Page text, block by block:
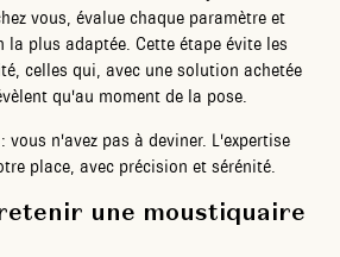
vous, évalue chaque paramètre et
plus adaptée. Cette étape évite les
celles qui, avec une solution achetée
qu'au moment de la pose.
vous n'avez pas à deviner. L'expertise
place, avec précision et sérénité.
une moustiquaire